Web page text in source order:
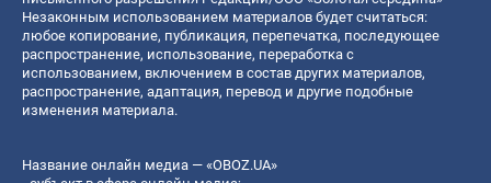
Незаконным использованием материалов будет считаться:
любое копирование, публикация, перепечатка, последующее
распространение, использование, переработка с
использованием, включением в состав других материалов,
распространение, адаптация, перевод и другие подобные
изменения материала.
Название онлайн медиа — «OBOZ.UA»